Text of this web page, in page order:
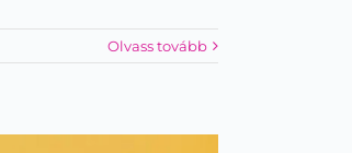
Olvass tovább